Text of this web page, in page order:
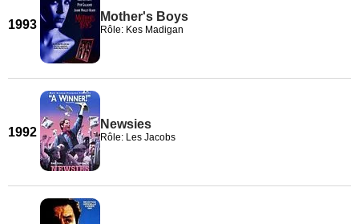
1993
Mother's Boys
Rôle: Kes Madigan
1992
Newsies
Rôle: Les Jacobs